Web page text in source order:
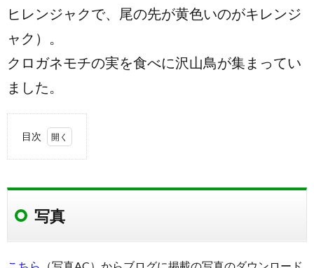
ヒレンジャクで、尾の先が黄色いのがキレンジ
ャク）。
クロガネモチの実を食べに沢山鳥が集まってい
ました。
目次
1.
撮影場
所
撮影場
写真